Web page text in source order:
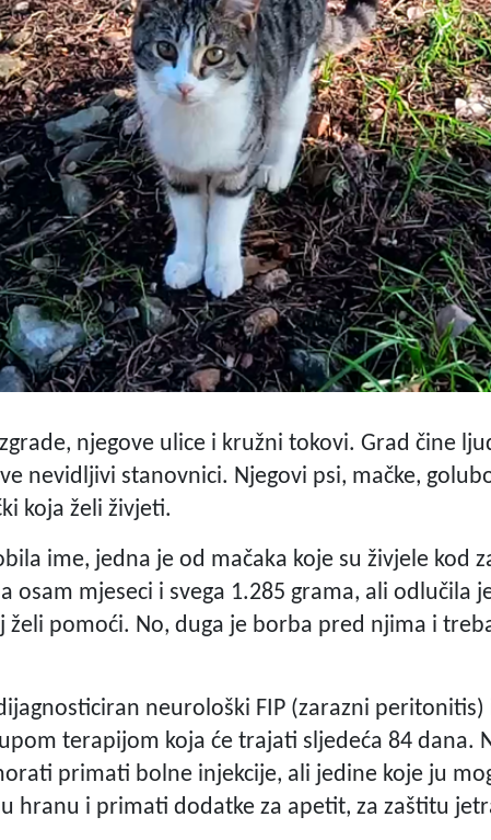
njegove ulice i kružni tokovi. Grad čine
nevidljivi stanovnici. Njegovi psi, mačke,
koja želi živjeti.
ime, jedna je od mačaka koje su živjele kod
osam mjeseci i svega 1.285 grama, ali odlučila
želi pomoći. No, duga je borba pred njima i
neurološki FIP (zarazni peritonitis)
terapijom koja će trajati sljedeća 84 dana.
primati bolne injekcije, ali jedine koje ju
hranu i primati dodatke za apetit, za zaštitu